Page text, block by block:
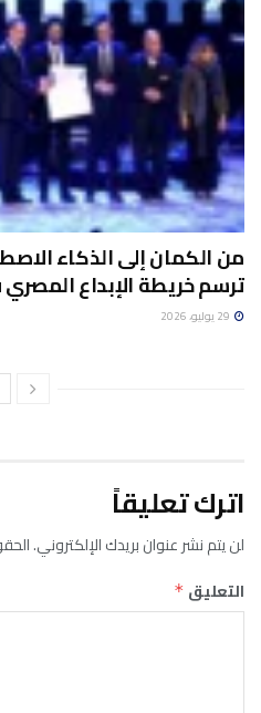
من الكمان إلى الذكاء
ترسم خريطة الإبداع المصري في
اترك تعليقاً
لن يتم نشر عنوان بريدك الإلكتروني.
التعليق *